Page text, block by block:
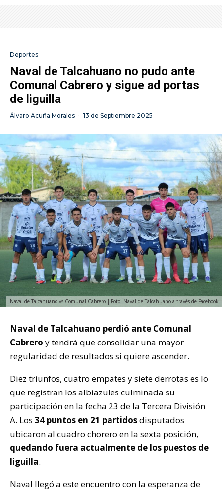
Deportes
Naval de Talcahuano no pudo ante
Comunal Cabrero y sigue ad portas
de liguilla
Álvaro Acuña Morales · 13 de Septiembre 2025
Naval de Talcahuano vs Comunal Cabrero | Foto: Naval de Talcahuano a través de Facebook
Naval de Talcahuano perdió ante Comunal
Cabrero y tendrá que consolidar una mayor
regularidad de resultados si quiere ascender.
Diez triunfos, cuatro empates y siete derrotas es lo
que registran los albiazules culminada su
participación en la fecha 23 de la Tercera División
A. Los 34 puntos en 21 partidosdisputados
ubicaron al cuadro chorero en la sexta posición,
quedando fuera actualmente de los puestos de
liguilla.
Naval llegó a este encuentro con la esperanza de